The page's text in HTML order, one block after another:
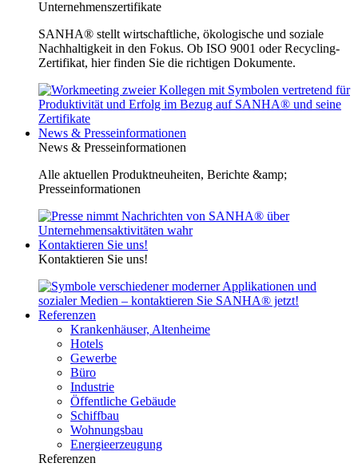
Unternehmenszertifikate
SANHA® stellt wirtschaftliche, ökologische und soziale
Nachhaltigkeit in den Fokus. Ob ISO 9001 oder Recycling-
Zertifikat, hier finden Sie die richtigen Dokumente.
News & Presseinformationen
News & Presseinformationen
Alle aktuellen Produktneuheiten, Berichte &amp;
Presseinformationen
Kontaktieren Sie uns!
Kontaktieren Sie uns!
Referenzen
Krankenhäuser, Altenheime
Hotels
Gewerbe
Büro
Industrie
Öffentliche Gebäude
Schiffbau
Wohnungsbau
Energieerzeugung
Referenzen